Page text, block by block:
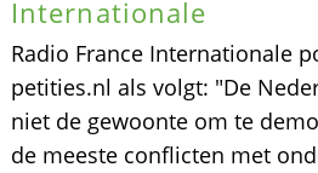
Internationale
Radio France Internationale
petities.nl als volgt: "De
niet de gewoonte om te
de meeste conflicten met